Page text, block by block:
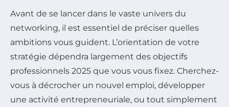
Avant de se lancer dans le vaste univers du
networking, il est essentiel de préciser quelles
ambitions vous guident. L’orientation de votre
stratégie dépendra largement des objectifs
professionnels 2025 que vous vous fixez. Cherchez-
vous à décrocher un nouvel emploi, développer
une activité entrepreneuriale, ou tout simplement